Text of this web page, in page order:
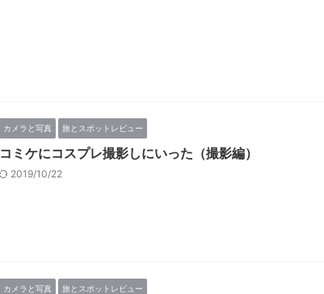
カメラと写真 旅とスポットレビュー
コミケにコスプレ撮影しにいった（撮影編）
2019/10/22
カメラと写真 旅とスポットレビュー